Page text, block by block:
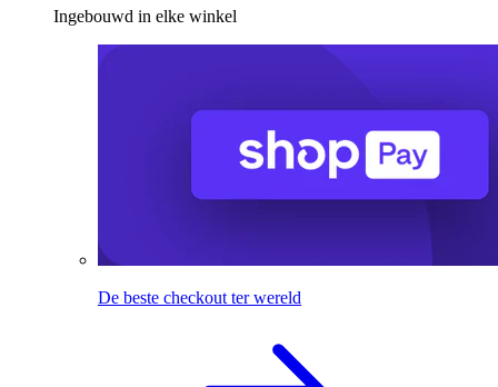
Ingebouwd in elke winkel
De beste checkout ter wereld